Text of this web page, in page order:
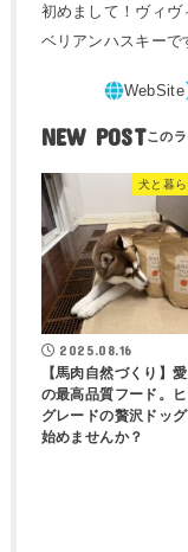
初めまして！ヴィ
ベリアンハスキーで
NEW POST
犬と暮
2025.08.16
【馬肉自然づくり】
の最高品質フード。
グレードの贅沢ドッグ
始めませんか？